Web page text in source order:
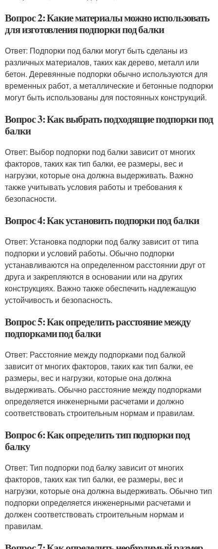
Вопрос 2: Какие материалы можно использовать
для изготовления подпорки под балки
Ответ: Подпорки под балки могут быть сделаны из
различных материалов, таких как дерево, металл или
бетон. Деревянные подпорки обычно используются для
временных работ, а металлические и бетонные подпорки
могут быть использованы для постоянных конструкций.
Вопрос 3: Как выбрать подходящие подпорки под
балки
Ответ: Выбор подпорки под балки зависит от многих
факторов, таких как тип балки, ее размеры, вес и
нагрузки, которые она должна выдерживать. Важно
также учитывать условия работы и требования к
безопасности.
Вопрос 4: Как установить подпорки под балки
Ответ: Установка подпорки под балку зависит от типа
подпорки и условий работы. Обычно подпорки
устанавливаются на определенном расстоянии друг от
друга и закрепляются в основании или на других
конструкциях. Важно также обеспечить надлежащую
устойчивость и безопасность.
Вопрос 5: Как определить расстояние между
подпорками под балки
Ответ: Расстояние между подпорками под балкой
зависит от многих факторов, таких как тип балки, ее
размеры, вес и нагрузки, которые она должна
выдерживать. Обычно расстояние между подпорками
определяется инженерными расчетами и должно
соответствовать строительным нормам и правилам.
Вопрос 6: Как определить тип подпорки под
балку
Ответ: Тип подпорки под балку зависит от многих
факторов, таких как тип балки, ее размеры, вес и
нагрузки, которые она должна выдерживать. Обычно тип
подпорки определяется инженерными расчетами и
должен соответствовать строительным нормам и
правилам.